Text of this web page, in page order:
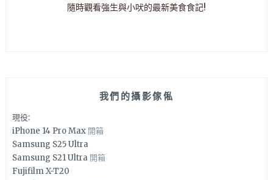
隨時觀看強生與小吠的最新美食食記!
我們的攝影傢俬
現役:
iPhone 14 Pro Max 開箱
Samsung S25 Ultra
Samsung S21 Ultra 開箱
Fujifilm X-T20